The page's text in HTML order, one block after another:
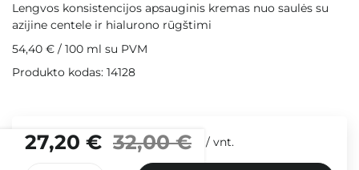
27,20 € 32,00 € / vnt.
Lengvos konsistencijos apsauginis kremas nuo saulės su
azijine centele ir hialurono rūgštimi
54,40 € / 100 ml su PVM
Produkto kodas: 14128